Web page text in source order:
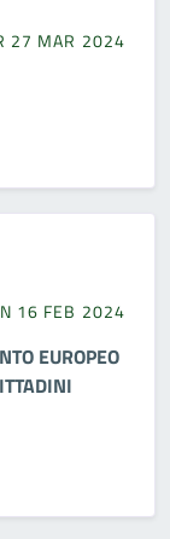
27 MAR 2024
16 FEB 2024
EUROPEO